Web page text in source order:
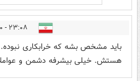
۲۳:۰۸ - ۱۴۰۵/۰۳/۲۰
باید مشخص بشه که خرابکاری
هستش. خیلی بیشرفه دشمن و